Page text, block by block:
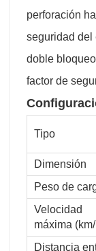
perforación
seguridad del
doble
factor de
Tipo
Dimensión
Peso de
Velocidad
máxima
Distancia